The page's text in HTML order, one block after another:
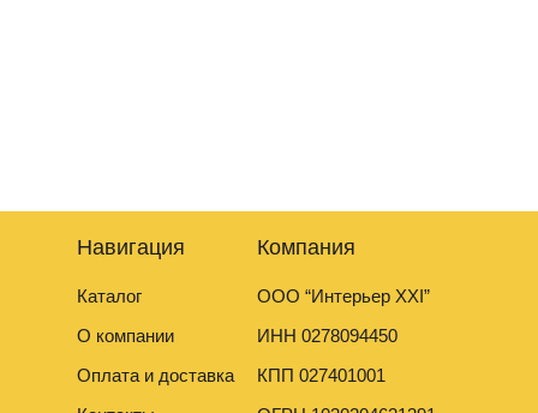
Навигация
Каталог
О компании
Оплата и доставка
Компания
ООО “Интерьер XXI”
ИНН 0278094450
КПП 027401001